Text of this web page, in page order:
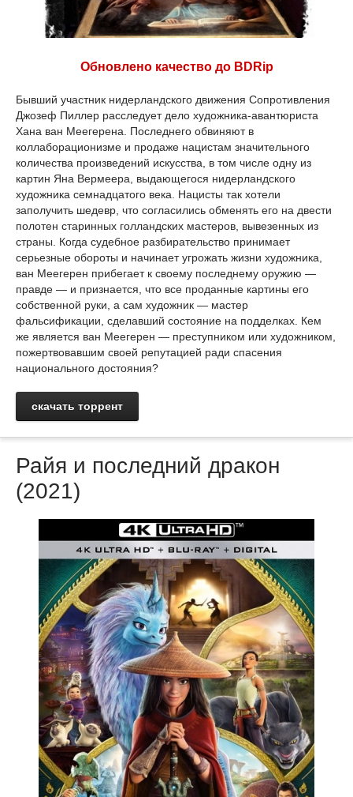
Обновлено качество до BDRip
Бывший участник нидерландского движения Сопротивления
Джозеф Пиллер расследует дело художника-авантюриста
Хана ван Меегерена. Последнего обвиняют в
коллаборационизме и продаже нацистам значительного
количества произведений искусства, в том числе одну из
картин Яна Вермеера, выдающегося нидерландского
художника семнадцатого века. Нацисты так хотели
заполучить шедевр, что согласились обменять его на двести
полотен старинных голландских мастеров, вывезенных из
страны. Когда судебное разбирательство принимает
серьезные обороты и начинает угрожать жизни художника,
ван Меегерен прибегает к своему последнему оружию —
правде — и признается, что все проданные картины его
собственной руки, а сам художник — мастер
фальсификации, сделавший состояние на подделках. Кем
же является ван Меегерен — преступником или художником,
пожертвовавшим своей репутацией ради спасения
национального достояния?
скачать торрент
Райя и последний дракон
(2021)